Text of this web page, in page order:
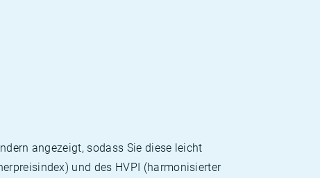
angezeigt, sodass Sie diese leicht
und des HVPI (harmonisierter